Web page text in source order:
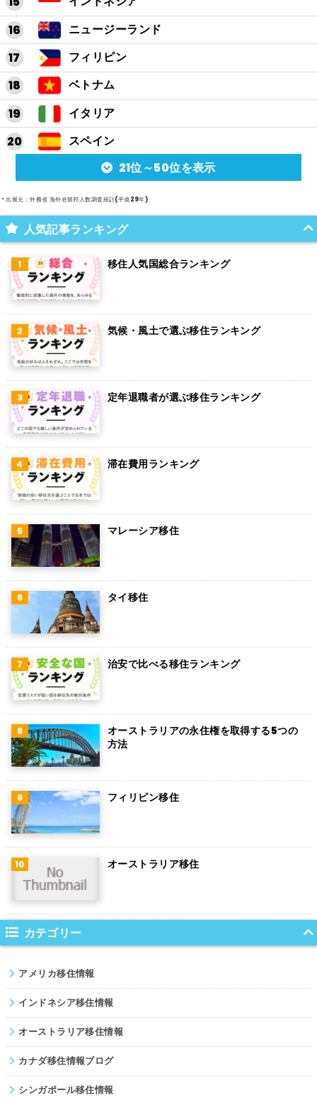
ニュージーランド
フィリピン
ベトナム
イタリア
スペイン
アルゼンチン
メキシコ
スイス
オランダ
グアム
パラグアイ
アラブ首長国連邦
スウェーデン
ペルー
ボリビア
カンボジア
オーストリア
ロシア
ミャンマー
アイルランド
トルコ
フィンランド
チェコ
チリ
デンマーク
ハンガリー
ポーランド
南アフリカ
サウジアラビア
コロンビア
ノルウェー
ネパール
パキスタン
21位～50位を表示
＊出展元：外務省 海外在留邦人数調査統計(平成29年)
人気記事ランキング
移住人気国総合ランキング
気候・風土で選ぶ移住ランキング
定年退職者が選ぶ移住ランキング
滞在費用ランキング
マレーシア移住
タイ移住
治安で比べる移住ランキング
オーストラリアの永住権を取得する5つの
方法
フィリピン移住
オーストラリア移住
カテゴリー
アメリカ移住情報
インドネシア移住情報
オーストラリア移住情報
カナダ移住情報ブログ
シンガポール移住情報